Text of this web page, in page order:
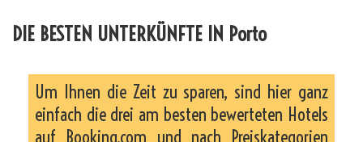
DIE BESTEN UNTERKÜNFTE IN Porto
Um Ihnen die Zeit zu sparen, sind hier ganz
einfach die drei am besten bewerteten Hotels
auf Booking.com und nach Preiskategorien